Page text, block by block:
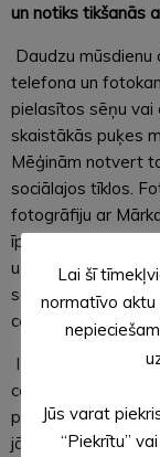
un notiks tikšanās
Daudzu mūsdienu
telefona un
pielasītos sēņu vai
skaistākās puķes
Mēģinām notvert
sociālajos tīklos.
fotogrāfiju ar
īpašu noskaņu un
uzrunāju viņu
saskatīt, izjust un
ceļmalā!
Izstādē būs
ceļiem, Mārkalnes
pagastā.
jāpiesakās pie
Lai šī
normatīvo aktu
Jūs varat
“Piekrītu”